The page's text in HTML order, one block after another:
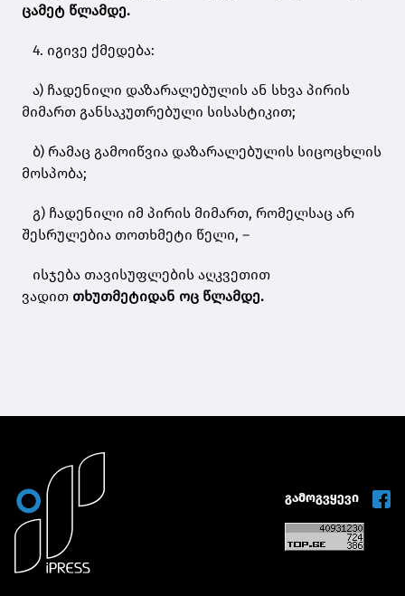
ცამეტ წლამდე.
4. იგივე ქმედება:
ა) ჩადენილი დაზარალებულის ან სხვა პირის
მიმართ განსაკუთრებული სისასტიკით;
ბ) რამაც გამოიწვია დაზარალებულის სიცოცხლის
მოსპობა;
გ) ჩადენილი იმ პირის მიმართ, რომელსაც არ
შესრულებია თოთხმეტი წელი, –
ისჯება თავისუფლების აღკვეთით
ვადით თხუთმეტიდან ოც წლამდე.
გამოგვყევი